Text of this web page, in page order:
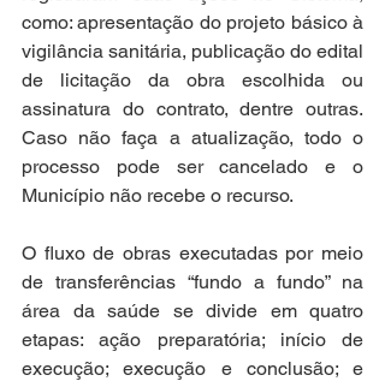
como: apresentação do projeto básico à
vigilância sanitária, publicação do edital
de licitação da obra escolhida ou
assinatura do contrato, dentre outras.
Caso não faça a atualização, todo o
processo pode ser cancelado e o
Município não recebe o recurso.
O fluxo de obras executadas por meio
de transferências “fundo a fundo” na
área da saúde se divide em quatro
etapas: ação preparatória; início de
execução; execução e conclusão; e